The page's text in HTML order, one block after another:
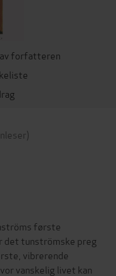
av forfatteren
første
det tunströmske preg
vibrerende
vanskelig livet kan